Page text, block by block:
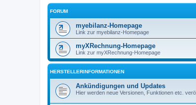
FORUM
myebilanz-Homepage
Link zur myebilanz-Homepage
myXRechnung-Homepage
Link zur myXRechnung-Homepage
HERSTELLERINFORMATIONEN
Ankündigungen und Updates
Hier werden neue Versionen, Funktionen etc.